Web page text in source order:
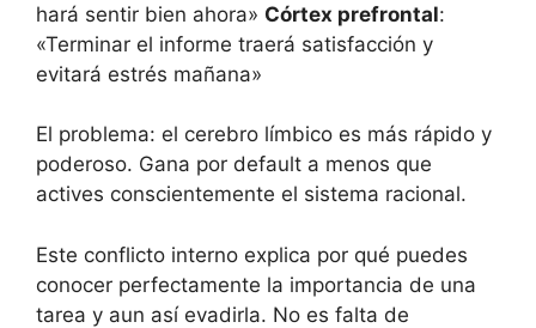
hará sentir bien ahora» Córtex prefrontal:
«Terminar el informe traerá satisfacción y
evitará estrés mañana»
El problema: el cerebro límbico es más rápido y
poderoso. Gana por default a menos que
actives conscientemente el sistema racional.
Este conflicto interno explica por qué puedes
conocer perfectamente la importancia de una
tarea y aun así evadirla. No es falta de